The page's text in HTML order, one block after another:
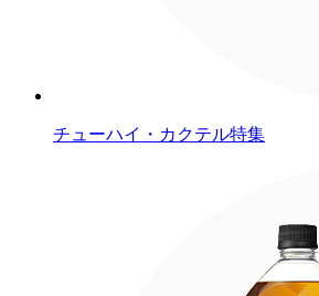
チューハイ・カクテル特集